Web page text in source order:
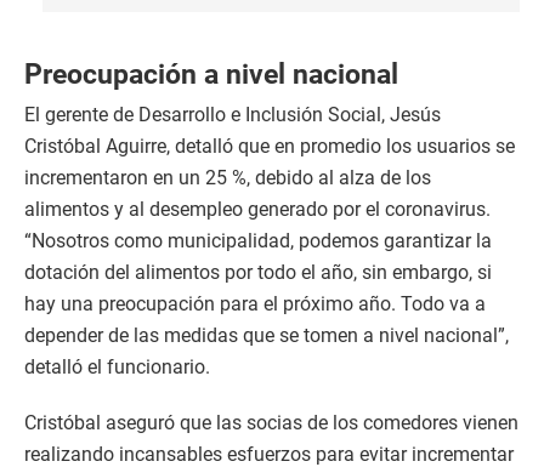
Preocupación a nivel nacional
El gerente de Desarrollo e Inclusión Social, Jesús
Cristóbal Aguirre, detalló que en promedio los usuarios se
incrementaron en un 25 %, debido al alza de los
alimentos y al desempleo generado por el coronavirus.
“Nosotros como municipalidad, podemos garantizar la
dotación del alimentos por todo el año, sin embargo, si
hay una preocupación para el próximo año. Todo va a
depender de las medidas que se tomen a nivel nacional”,
detalló el funcionario.
Cristóbal aseguró que las socias de los comedores vienen
realizando incansables esfuerzos para evitar incrementar